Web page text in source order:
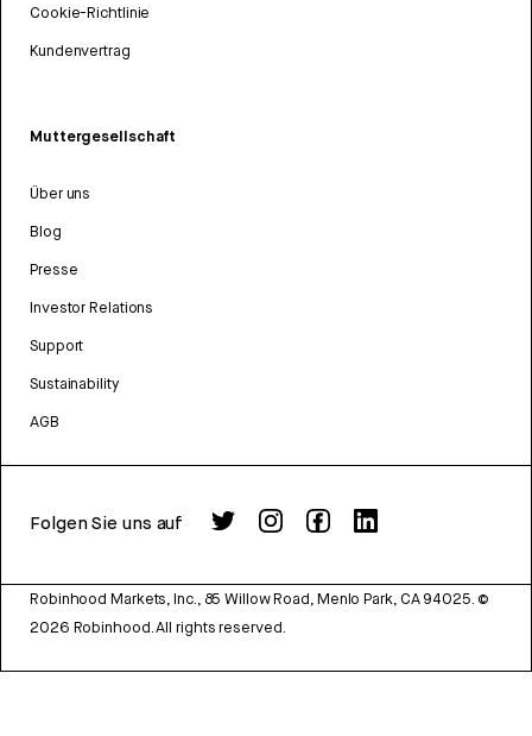
Cookie-Richtlinie
Kundenvertrag
Muttergesellschaft
Über uns
Blog
Presse
Investor Relations
Support
Sustainability
AGB
Folgen Sie uns auf
Robinhood Markets, Inc., 85 Willow Road, Menlo Park, CA 94025. ©
2026 Robinhood. All rights reserved.